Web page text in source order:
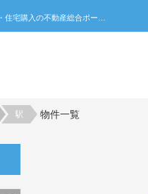
駅 物件一覧